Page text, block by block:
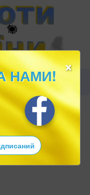
×
НАМИ!